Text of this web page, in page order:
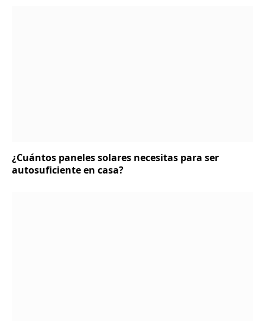
¿Cuántos paneles solares necesitas para ser
autosuficiente en casa?